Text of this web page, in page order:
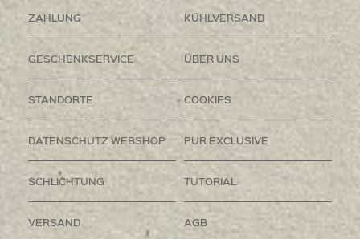
ZAHLUNG KÜHLVERSAND
GESCHENKSERVICE ÜBER UNS
STANDORTE COOKIES
DATENSCHUTZ WEBSHOP PUR EXCLUSIVE
SCHLICHTUNG TUTORIAL
VERSAND AGB